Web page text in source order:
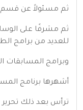
ثم مسئولاً عن قسم
ثم مشرفًا على
للعديد من برامج
وبرامج المسابقات
أشهرها برنامج
ترأس بعد ذلك تحرير